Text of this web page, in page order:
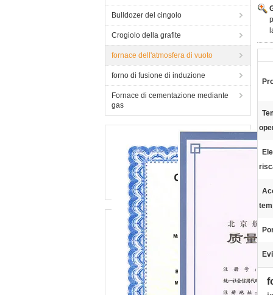
Bulldozer del cingolo
Crogiolo della grafite
fornace dell'atmosfera di vuoto
forno di fusione di induzione
Fornace di cementazione mediante
gas